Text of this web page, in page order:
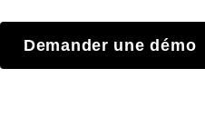
Demander une démo